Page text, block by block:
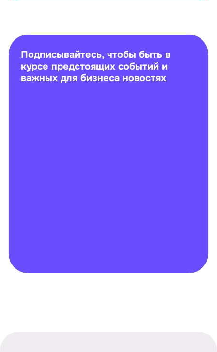
Подписывайтесь, чтобы быть в
курсе предстоящих событий и
важных для бизнеса новостях